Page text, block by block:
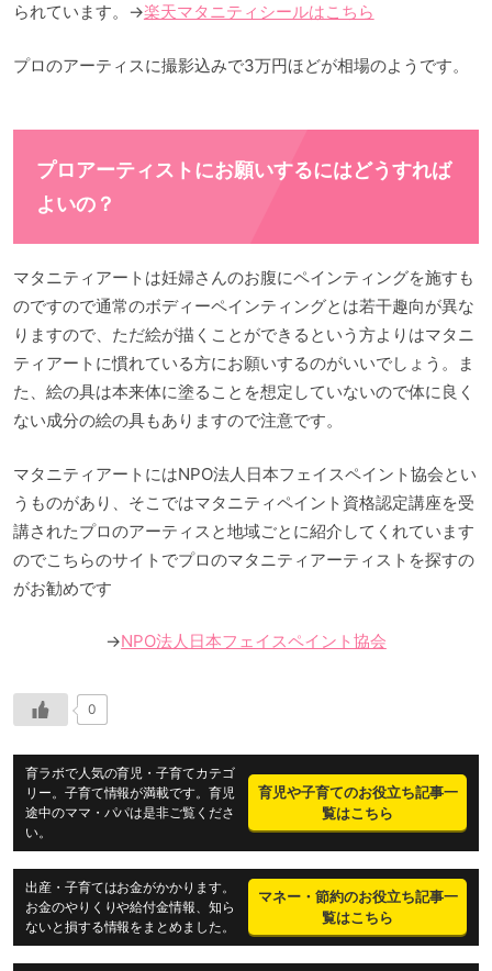
られています。→楽天マタニティシールはこちら
プロのアーティスに撮影込みで3万円ほどが相場のようです。
プロアーティストにお願いするにはどうすれば
よいの？
マタニティアートは妊婦さんのお腹にペインティングを施すも
のですので通常のボディーペインティングとは若干趣向が異な
りますので、ただ絵が描くことができるという方よりはマタニ
ティアートに慣れている方にお願いするのがいいでしょう。ま
た、絵の具は本来体に塗ることを想定していないので体に良く
ない成分の絵の具もありますので注意です。
マタニティアートにはNPO法人日本フェイスペイント協会とい
うものがあり、そこではマタニティペイント資格認定講座を受
講されたプロのアーティスと地域ごとに紹介してくれています
のでこちらのサイトでプロのマタニティアーティストを探すの
がお勧めです
→NPO法人日本フェイスペイント協会
0
育ラボで人気の育児・子育てカテゴ
リー。子育て情報が満載です。育児
途中のママ・パパは是非ご覧くださ
い。
育児や子育てのお役立ち記事一
覧はこちら
出産・子育てはお金がかかります。
お金のやりくりや給付金情報、知ら
ないと損する情報をまとめました。
マネー・節約のお役立ち記事一
覧はこちら